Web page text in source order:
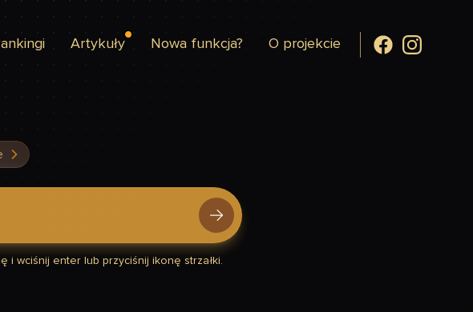
Artykuły Nowa funkcja? O projekcie
i wciśnij enter lub przyciśnij ikonę strzałki.